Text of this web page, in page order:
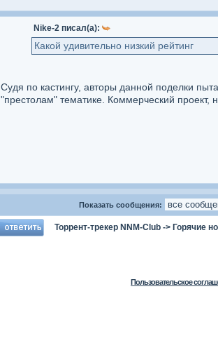
Nike-2 писал(а):
Какой удивительно низкий рейтинг
Судя по кастингу, авторы данной поделки
"престолам" тематике. Коммерческий
Показать сообщения:
Торрент-трекер NNM-Club -> Горячие
Пользовательское